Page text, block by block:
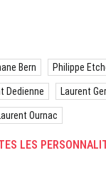
Bern Philippe
Dedienne Laurent
Ournac
LES